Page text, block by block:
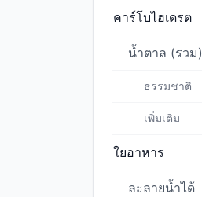
คาร์โบไฮเดรต
น้ำตาล (รวม)
ธรรมชาติ
เพิ่มเติม
ใยอาหาร
ละลายน้ำได้